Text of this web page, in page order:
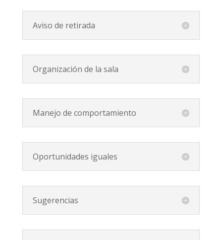
Aviso de retirada
Organización de la sala
Manejo de comportamiento
Oportunidades iguales
Sugerencias